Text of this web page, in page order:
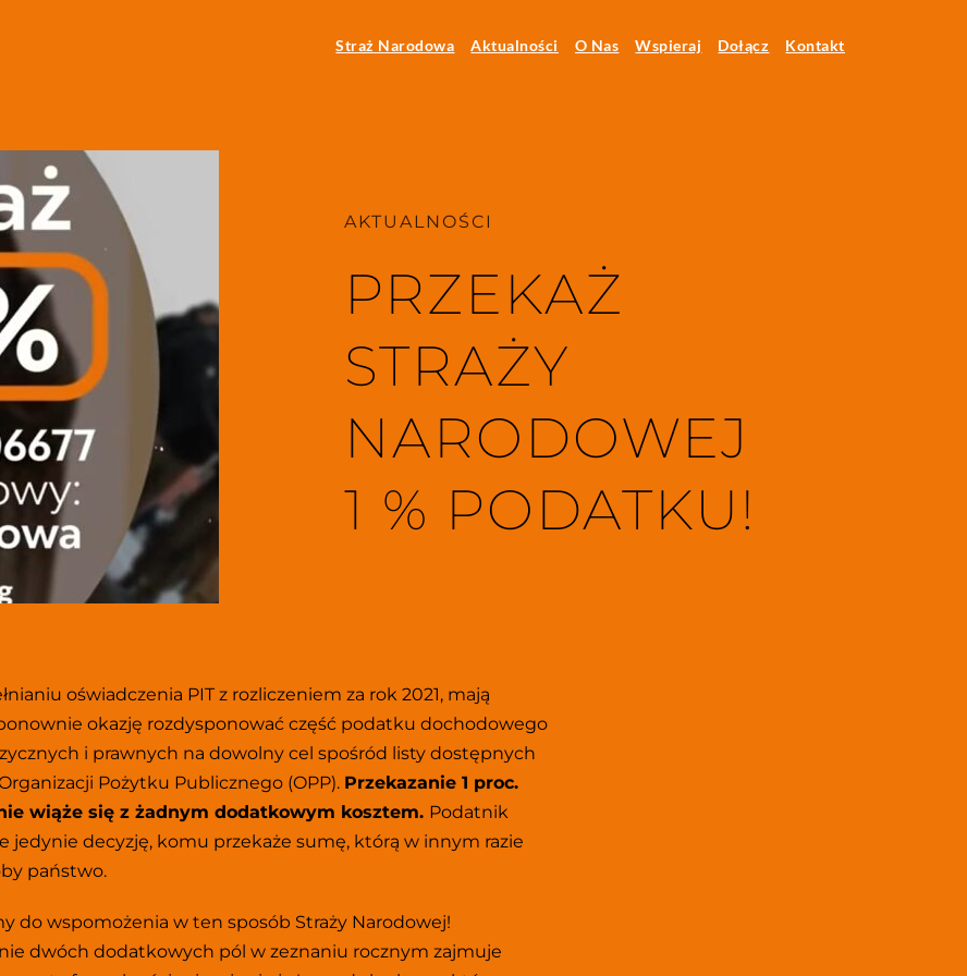
Straż Narodowa Aktualności O Nas Wspieraj Dołącz Kontakt
AKTUALNOŚCI
PRZEKAŻ
STRAŻY
NARODOWEJ
1 % PODATKU!
oświadczenia PIT z rozliczeniem za rok 2021, mają
okazję rozdysponować część podatku dochodowego
i prawnych na dowolny cel spośród listy dostępnych
Pożytku Publicznego (OPP). Przekazanie 1 proc.
wiąże się z żadnym dodatkowym kosztem. Podatnik
jedynie decyzję, komu przekaże sumę, którą w innym razie
państwo.
do wspomożenia w ten sposób Straży Narodowej!
dwóch dodatkowych pól w zeznaniu rocznym zajmuje